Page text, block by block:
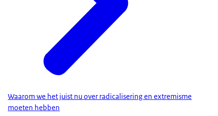
Waarom we het juist nu over radicalisering en extremisme
moeten hebben